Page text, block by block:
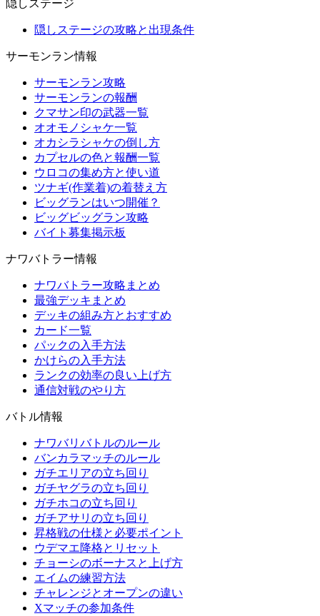
隠しステージ
隠しステージの攻略と出現条件
サーモンラン情報
サーモンラン攻略
サーモンランの報酬
クマサン印の武器一覧
オオモノシャケ一覧
オカシラシャケの倒し方
カプセルの色と報酬一覧
ウロコの集め方と使い道
ツナギ(作業着)の着替え方
ビッグランはいつ開催？
ビッグビッグラン攻略
バイト募集掲示板
ナワバトラー情報
ナワバトラー攻略まとめ
最強デッキまとめ
デッキの組み方とおすすめ
カード一覧
パックの入手方法
かけらの入手方法
ランクの効率の良い上げ方
通信対戦のやり方
バトル情報
ナワバリバトルのルール
バンカラマッチのルール
ガチエリアの立ち回り
ガチヤグラの立ち回り
ガチホコの立ち回り
ガチアサリの立ち回り
昇格戦の仕様と必要ポイント
ウデマエ降格とリセット
チョーシのボーナスと上げ方
エイムの練習方法
チャレンジとオープンの違い
Xマッチの参加条件